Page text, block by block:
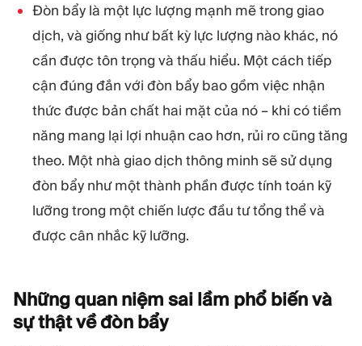
Đòn bẩy là một lực lượng mạnh mẽ trong giao
dịch, và giống như bất kỳ lực lượng nào khác, nó
cần được tôn trọng và thấu hiểu. Một cách tiếp
cận đúng đắn với đòn bẩy bao gồm việc nhận
thức được bản chất hai mặt của nó – khi có tiềm
năng mang lại lợi nhuận cao hơn, rủi ro cũng tăng
theo. Một nhà giao dịch thông minh sẽ sử dụng
đòn bẩy như một thành phần được tính toán kỹ
lưỡng trong một chiến lược đầu tư tổng thể và
được cân nhắc kỹ lưỡng.
Những quan niệm sai lầm phổ biến và
sự thật về đòn bẩy